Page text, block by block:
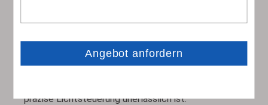
seiner hohen Reinheit und Beständigkeit gegen
thermische und chemische Schäden eignet es sich für
präzise Lichtsteuerung unerlässlich ist.